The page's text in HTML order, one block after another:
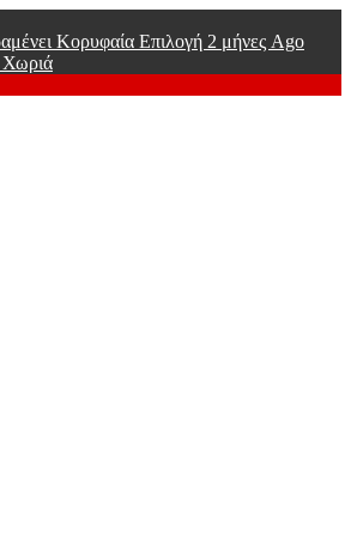
Κορυφαία Επιλογή 2 μήνες Ago